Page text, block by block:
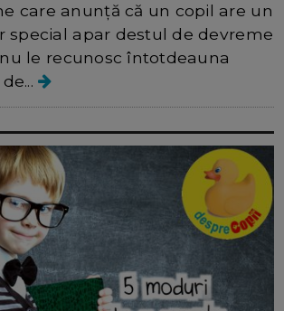
care anunță că un copil are un
special apar destul de devreme
le recunosc întotdeauna